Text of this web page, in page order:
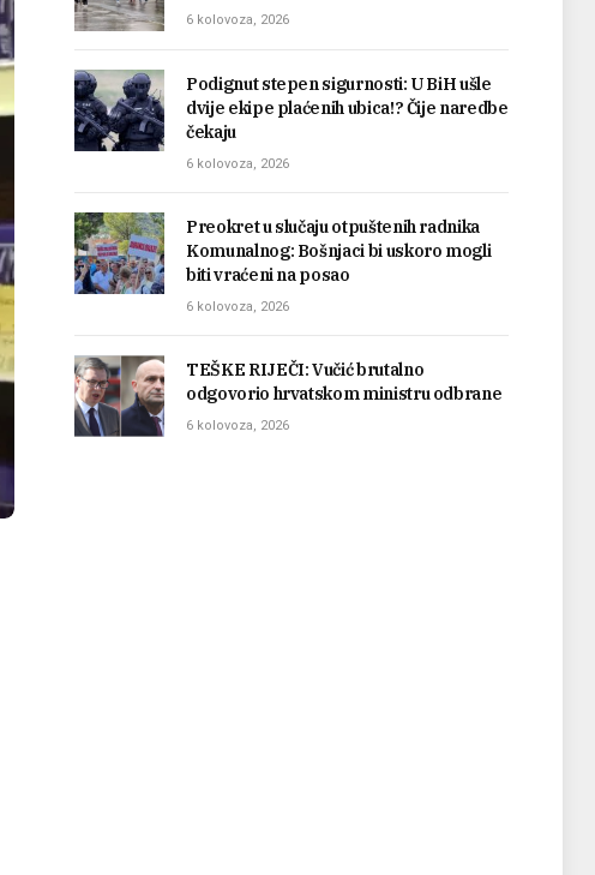
6 kolovoza, 2026
Podignut stepen sigurnosti: U BiH ušle
dvije ekipe plaćenih ubica!? Čije naredbe
čekaju
6 kolovoza, 2026
Preokret u slučaju otpuštenih radnika
Komunalnog: Bošnjaci bi uskoro mogli
biti vraćeni na posao
6 kolovoza, 2026
TEŠKE RIJEČI: Vučić brutalno
odgovorio hrvatskom ministru odbrane
6 kolovoza, 2026